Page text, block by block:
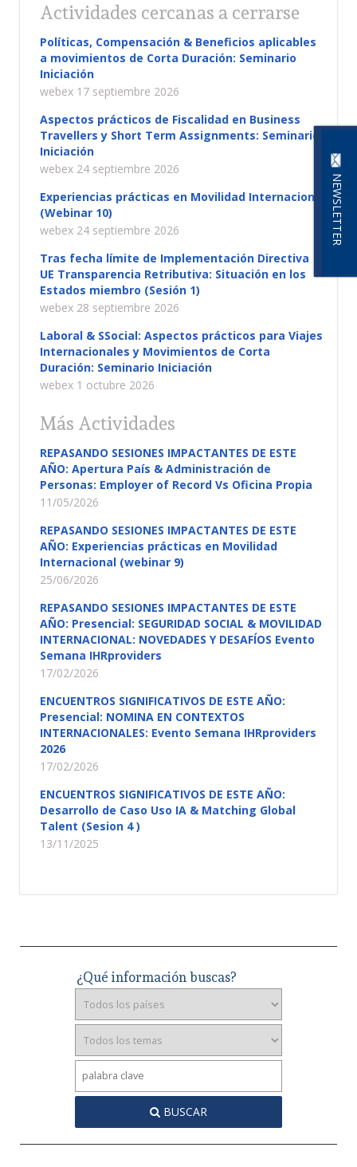
NEWSLETTER
Actividades cercanas a cerrarse
Políticas, Compensación & Beneficios aplicables
a movimientos de Corta Duración: Seminario
Iniciación
webex 17 septiembre 2026
Aspectos prácticos de Fiscalidad en Business
Travellers y Short Term Assignments: Seminario
Iniciación
webex 24 septiembre 2026
Experiencias prácticas en Movilidad Internacional
(Webinar 10)
webex 24 septiembre 2026
Tras fecha límite de Implementación Directiva
UE Transparencia Retributiva: Situación en los
Estados miembro (Sesión 1)
webex 28 septiembre 2026
Laboral & SSocial: Aspectos prácticos para Viajes
Internacionales y Movimientos de Corta
Duración: Seminario Iniciación
webex 1 octubre 2026
Más Actividades
REPASANDO SESIONES IMPACTANTES DE ESTE
AÑO: Apertura País & Administración de
Personas: Employer of Record Vs Oficina Propia
11/05/2026
REPASANDO SESIONES IMPACTANTES DE ESTE
AÑO: Experiencias prácticas en Movilidad
Internacional (webinar 9)
25/06/2026
REPASANDO SESIONES IMPACTANTES DE ESTE
AÑO: Presencial: SEGURIDAD SOCIAL & MOVILIDAD
INTERNACIONAL: NOVEDADES Y DESAFÍOS Evento
Semana IHRproviders
17/02/2026
ENCUENTROS SIGNIFICATIVOS DE ESTE AÑO:
Presencial: NOMINA EN CONTEXTOS
INTERNACIONALES: Evento Semana IHRproviders
2026
17/02/2026
ENCUENTROS SIGNIFICATIVOS DE ESTE AÑO:
Desarrollo de Caso Uso IA & Matching Global
Talent (Sesion 4 )
13/11/2025
¿Qué información buscas?
BUSCAR